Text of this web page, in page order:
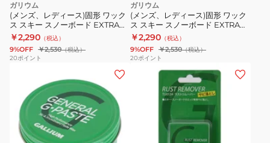
ガリウム
(メンズ、レディース)固形 ワック
ス スキー スノーボード EXTRA
BASE VIOLET200 21SW2079
￥2,290 （税込）
9%OFF ￥2,530（税込）
20ポイント
ガリウム
(メンズ、レディース)固形 ワック
ス スキー スノーボード EXTRA
BASE PINK 200 21SW2080
￥2,290 （税込）
9%OFF ￥2,530（税込）
20ポイント